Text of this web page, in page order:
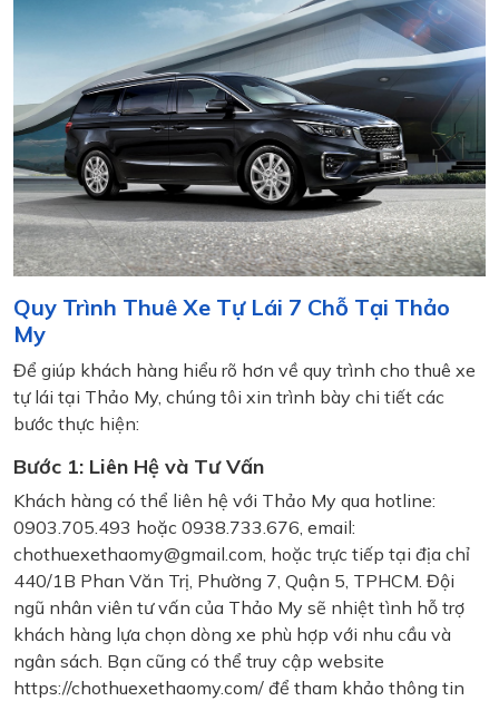
Quy Trình Thuê Xe Tự Lái 7 Chỗ Tại Thảo
My
Để giúp khách hàng hiểu rõ hơn về quy trình cho thuê xe
tự lái tại Thảo My, chúng tôi xin trình bày chi tiết các
bước thực hiện:
Bước 1: Liên Hệ và Tư Vấn
Khách hàng có thể liên hệ với Thảo My qua hotline:
0903.705.493 hoặc 0938.733.676, email:
chothuexethaomy@gmail.com, hoặc trực tiếp tại địa chỉ
440/1B Phan Văn Trị, Phường 7, Quận 5, TPHCM. Đội
ngũ nhân viên tư vấn của Thảo My sẽ nhiệt tình hỗ trợ
khách hàng lựa chọn dòng xe phù hợp với nhu cầu và
ngân sách. Bạn cũng có thể truy cập website
https://chothuexethaomy.com/ để tham khảo thông tin